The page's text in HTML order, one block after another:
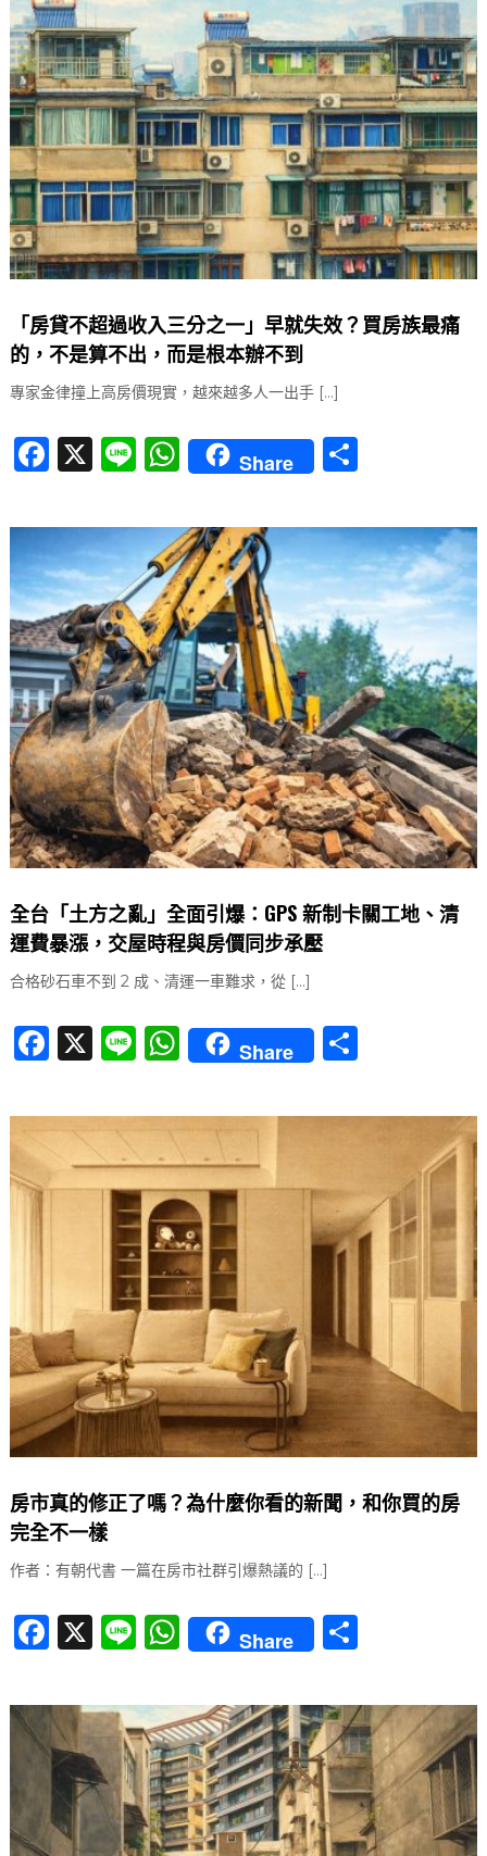
o
o
k
p
p
「房貸不超過收入三分之一」早就失效？買房族最痛
的，不是算不出，而是根本辦不到
專家金律撞上高房價現實，越來越多人一出手 […]
F
c
e
b
o
o
k
X Li
e
W
h
at
s
A
p
p
Share
分
全台「土方之亂」全面引爆：GPS 新制卡關工地、清
運費暴漲，交屋時程與房價同步承壓
合格砂石車不到 2 成、清運一車難求，從 […]
F
c
b
X Li
e
W
h
at
s
A
p
p
Share
分
房市真的修正了嗎？為什麼你看的新聞，和你買的房
完全不一樣
作者：有朝代書 一篇在房市社群引爆熱議的 […]
F
c
e
b
o
o
X Li
e
W
h
at
s
A
p
p
Share
分